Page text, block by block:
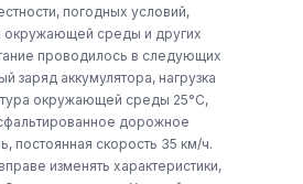
погодных условий,
окружающей среды и других
проводилось в следующих
заряд аккумулятора, нагрузка
окружающей среды 25°C,
дорожное
постоянная скорость 35 км/ч.
изменять характеристики,